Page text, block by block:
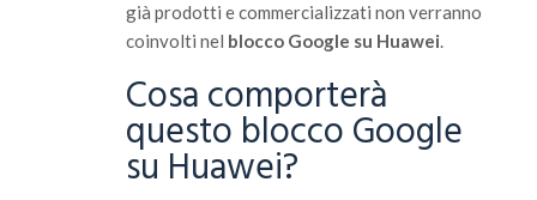
già prodotti e commercializzati non verranno
coinvolti nel blocco Google su Huawei.
Cosa comporterà
questo blocco Google
su Huawei?